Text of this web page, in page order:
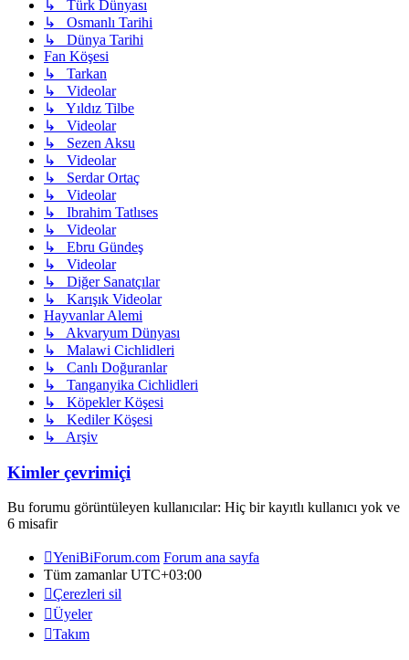
↳ Türk Dünyası
↳ Osmanlı Tarihi
↳ Dünya Tarihi
Fan Köşesi
↳ Tarkan
↳ Videolar
↳ Yıldız Tilbe
↳ Videolar
↳ Sezen Aksu
↳ Videolar
↳ Serdar Ortaç
↳ Videolar
↳ Ibrahim Tatlıses
↳ Videolar
↳ Ebru Gündeş
↳ Videolar
↳ Diğer Sanatçılar
↳ Karışık Videolar
Hayvanlar Alemi
↳ Akvaryum Dünyası
↳ Malawi Cichlidleri
↳ Canlı Doğuranlar
↳ Tanganyika Cichlidleri
↳ Köpekler Köşesi
↳ Kediler Köşesi
↳ Arşiv
Kimler çevrimiçi
Bu forumu görüntüleyen kullanıcılar: Hiç bir kayıtlı kullanıcı yok ve
6 misafir
YeniBiForum.com Forum ana sayfa
Tüm zamanlarUTC+03:00
Çerezleri sil
Üyeler
Takım